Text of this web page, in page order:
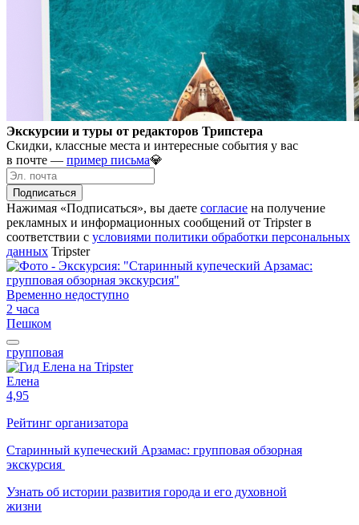
Экскурсии и туры от редакторов Трипстера
Скидки, классные места и интересные события у вас
в почте — пример письма💎
Подписаться
Нажимая «Подписаться», вы даете согласие на получение
рекламных и информационных сообщений от Tripster в
соответствии c условиями политики обработки персональных
данных Tripster
Временно недоступно
2 часа
Пешком
групповая
Елена
4,95
Рейтинг организатора
Старинный купеческий Арзамас: групповая обзорная
экскурсия
Узнать об истории развития города и его духовной
жизни